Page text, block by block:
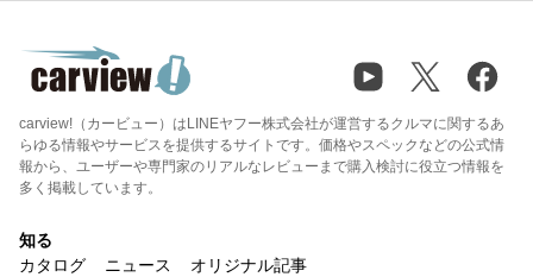
carview!（カービュー）はLINEヤフー株式会社が運営するクルマに関するあ
らゆる情報やサービスを提供するサイトです。価格やスペックなどの公式情
報から、ユーザーや専門家のリアルなレビューまで購入検討に役立つ情報を
多く掲載しています。
知る
カタログ
ニュース オリジナル記事